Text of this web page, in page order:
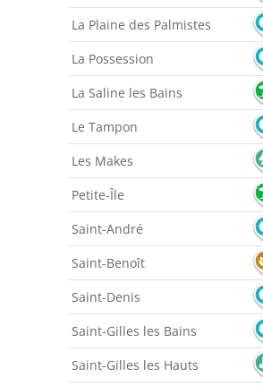
La Plaine des Palmistes
La Possession
La Saline les Bains
Le Tampon
Les Makes
Petite-Île
Saint-André
Saint-Benoît
Saint-Denis
Saint-Gilles les Bains
Saint-Gilles les Hauts